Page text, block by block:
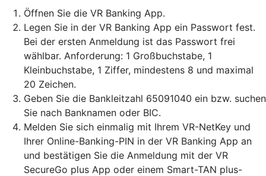
Öffnen Sie die VR Banking App.
Legen Sie in der VR Banking App ein Passwort fest.
Bei der ersten Anmeldung ist das Passwort frei
wählbar. Anforderung: 1 Großbuchstabe, 1
Kleinbuchstabe, 1 Ziffer, mindestens 8 und maximal
20 Zeichen.
Geben Sie die Bankleitzahl 65091040 ein bzw. suchen
Sie nach Banknamen oder BIC.
Melden Sie sich einmalig mit Ihrem VR-NetKey und
Ihrer Online-Banking-PIN in der VR Banking App an
und bestätigen Sie die Anmeldung mit der VR
SecureGo plus App oder einem Smart-TAN plus-